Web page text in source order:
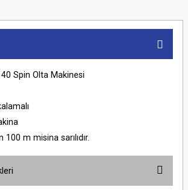
Spin Olta Makinesi
m misina sarılıdır.